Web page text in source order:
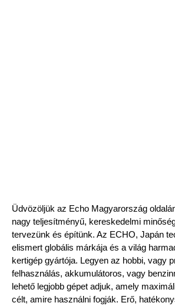
Üdvözöljük az Echo Magyarország
nagy teljesítményű, kereskedelmi
tervezünk és építünk. Az ECHO, Japán
elismert globális márkája és a világ
kertigép gyártója. Legyen az hobbi, vagy
felhasználás, akkumulátoros, vagy
lehető legjobb gépet adjuk, amely
célt, amire használni fogják. Erő,